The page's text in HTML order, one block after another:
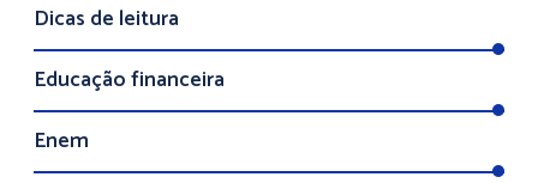
Dicas de leitura
Educação financeira
Enem